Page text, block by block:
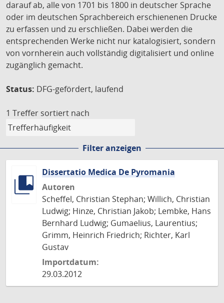
darauf ab, alle von 1701 bis 1800 in deutscher Sprache
oder im deutschen Sprachbereich erschienenen Drucke
zu erfassen und zu erschließen. Dabei werden die
entsprechenden Werke nicht nur katalogisiert, sondern
von vornherein auch vollständig digitalisiert und online
zugänglich gemacht.
Status: DFG-gefördert, laufend
1 Treffer sortiert nach
Filter anzeigen
Dissertatio Medica De Pyromania
Autoren
Scheffel, Christian Stephan; Willich, Christian
Ludwig; Hinze, Christian Jakob; Lembke, Hans
Bernhard Ludwig; Gumaelius, Laurentius;
Grimm, Heinrich Friedrich; Richter, Karl
Gustav
Importdatum:
29.03.2012